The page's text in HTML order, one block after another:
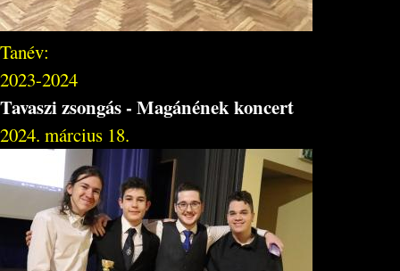
Tanév:
2023-2024
Tavaszi zsongás - Magánének koncert
2024. március 18.